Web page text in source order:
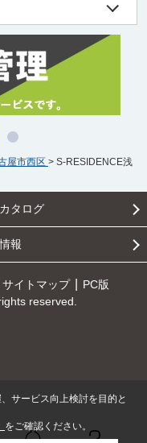
屋市西区 > S-RESIDENCE浅
タログ
報
サイトマップ
PC版
reserved.
サービス向上検討を目的と
をご確認ください。